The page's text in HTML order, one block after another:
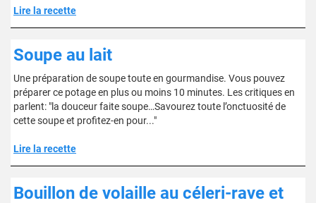
Lire la recette
Soupe au lait
Une préparation de soupe toute en gourmandise. Vous pouvez
préparer ce potage en plus ou moins 10 minutes. Les critiques en
parlent: "la douceur faite soupe…Savourez toute l’onctuosité de
cette soupe et profitez-en pour..."
Lire la recette
Bouillon de volaille au céleri-rave et